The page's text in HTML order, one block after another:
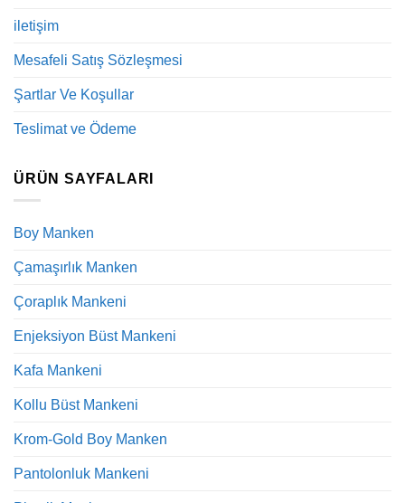
iletişim
Mesafeli Satış Sözleşmesi
Şartlar Ve Koşullar
Teslimat ve Ödeme
ÜRÜN SAYFALARI
Boy Manken
Çamaşırlık Manken
Çoraplık Mankeni
Enjeksiyon Büst Mankeni
Kafa Mankeni
Kollu Büst Mankeni
Krom-Gold Boy Manken
Pantolonluk Mankeni